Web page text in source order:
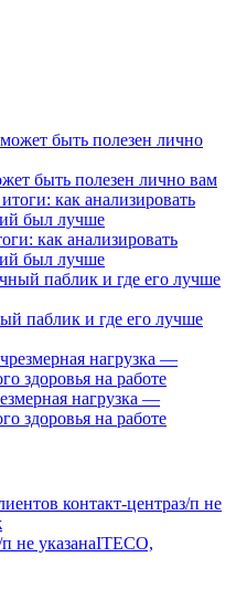
быть полезен лично вам
как анализировать
был лучше
паблик и где его лучше
нагрузка —
здоровья на работе
контакт-центраз/п не
п не указанаITECO,